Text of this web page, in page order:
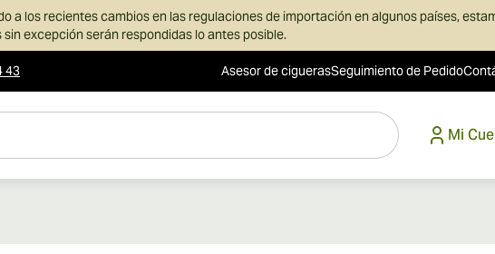
a los recientes cambios en las regulaciones de importación en algunos países,
excepción serán respondidas lo antes posible.
43 Asesor de ciguerasSeguimiento de Pedido
Mi